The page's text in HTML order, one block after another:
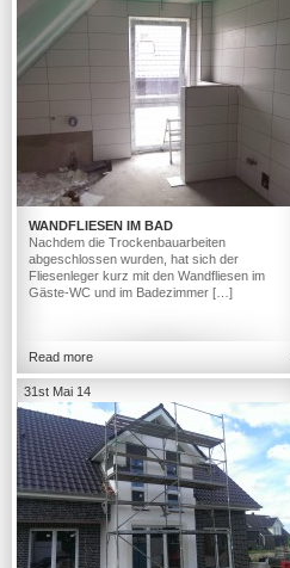
WANDFLIESEN IM BAD
Nachdem die Trockenbauarbeiten
abgeschlossen wurden, hat sich der
Fliesenleger kurz mit den Wandfliesen im
Gäste-WC und im Badezimmer […]
Read more
31st Mai 14